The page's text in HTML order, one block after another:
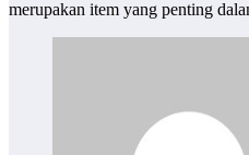
merupakan item yang penting